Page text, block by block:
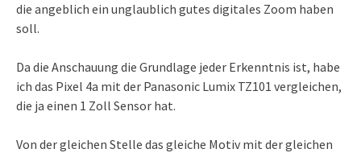
die angeblich ein unglaublich gutes digitales Zoom haben
soll.
Da die Anschauung die Grundlage jeder Erkenntnis ist, habe
ich das Pixel 4a mit der Panasonic Lumix TZ101 vergleichen,
die ja einen 1 Zoll Sensor hat.
Von der gleichen Stelle das gleiche Motiv mit der gleichen